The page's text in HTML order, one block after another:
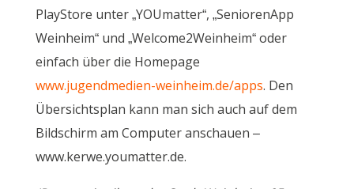
PlayStore unter „YOUmatter“, „SeniorenApp
Weinheim“ und „Welcome2Weinheim“ oder
einfach über die Homepage
www.jugendmedien-weinheim.de/apps. Den
Übersichtsplan kann man sich auch auf dem
Bildschirm am Computer anschauen –
www.kerwe.youmatter.de.